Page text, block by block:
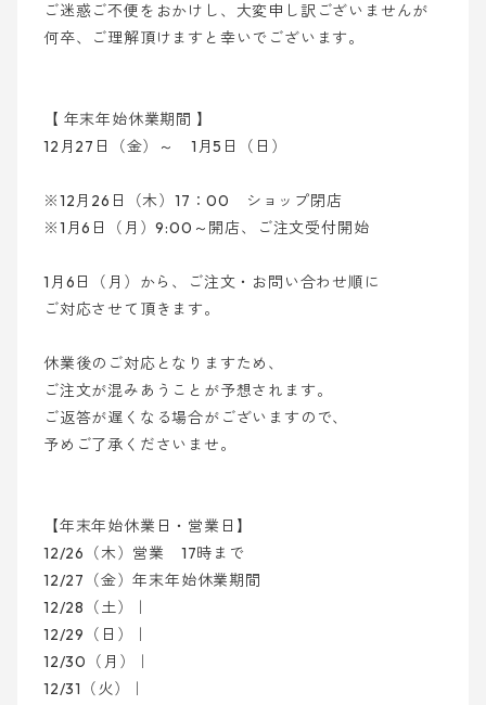
ご迷惑ご不便をおかけし、大変申し訳ございませんが
何卒、ご理解頂けますと幸いでございます。
【 年末年始休業期間 】
12月27日（金）～ 1月5日（日）
※12月26日（木）17：00 ショップ閉店
※1月6日（月）9:00～開店、ご注文受付開始
1月6日（月）から、ご注文・お問い合わせ順に
ご対応させて頂きます。
休業後のご対応となりますため、
ご注文が混みあうことが予想されます。
ご返答が遅くなる場合がございますので、
予めご了承くださいませ。
【年末年始休業日・営業日】
12/26（木）営業 17時まで
12/27（金）年末年始休業期間
12/28（土）｜
12/29（日）｜
12/30（月）｜
12/31（火）｜